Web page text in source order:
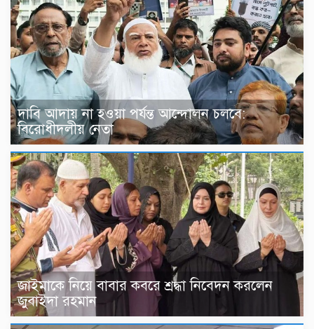
দাবি আদায় না হওয়া পর্যন্ত আন্দোলন চলবে:
বিরোধীদলীয় নেতা
জাইমাকে নিয়ে বাবার কবরে শ্রদ্ধা নিবেদন করলেন
জুবাইদা রহমান